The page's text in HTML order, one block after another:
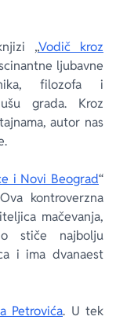
„Vodič kroz
ljubavne
filozofa i
grada. Kroz
autor nas
i Novi Beograd“
kontroverzna
mačevanja,
stiče najbolju
i ima dvanaest
Petrovića. U tek